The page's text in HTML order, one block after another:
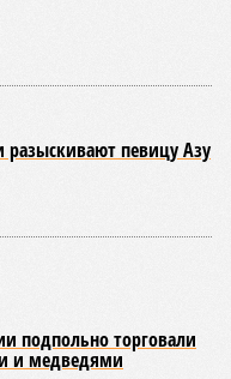
разыскивают певицу Азу
подпольно торговали
и медведями